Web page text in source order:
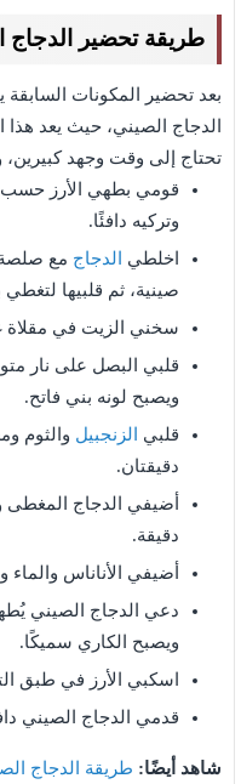
طريقة تحضير الدجاج
بعد تحضير المكونات
الدجاج الصيني، حيث يعد
تحتاج إلى وقت وجهد
قومي بطهي الأرز حسب
وتركيه دافئًا.
اخلطي
الدجاج مع صلصة
صينية، ثم قلبيها لتغطي
سخني الزيت في مقلاة
قلبي البصل على نار
ويصبح لونه بني فاتح.
قلبي
الزنجبيل والثوم
دقيقتان.
دقيقة.
أضيفي الأناناس والماء
ويصبح الكاري سميكًا.
اسكبي الأرز في طبق
قدمي الدجاج الصيني
شاهد أيضًا: طريقة الدجاج